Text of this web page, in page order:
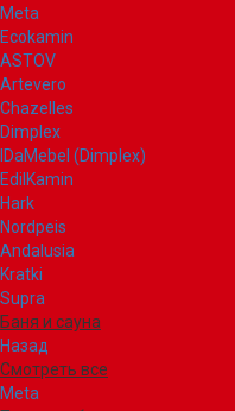
Meta
Ecokamin
ASTOV
Artevero
Chazelles
Dimplex
IDaMebel (Dimplex)
EdilKamin
Hark
Nordpeis
Andalusia
Kratki
Supra
Баня и сауна
Назад
Смотреть все
Meta